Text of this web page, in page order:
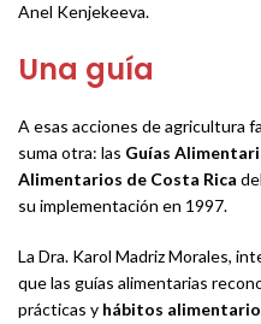
Anel Kenjekeeva.
Una guía
A esas acciones de agricultura
suma otra: las Guías
Alimentarios de Costa Rica
su implementación en 1997.
La Dra. Karol Madriz Morales,
que las guías alimentarias
prácticas y hábitos